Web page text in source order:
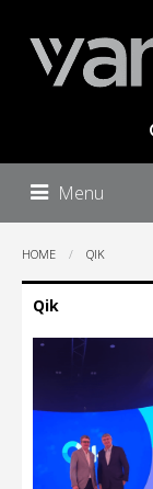
Menu
HOME QIK
Qik